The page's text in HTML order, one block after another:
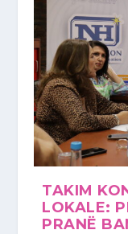
TAKIM
LOKALE:
PRANË